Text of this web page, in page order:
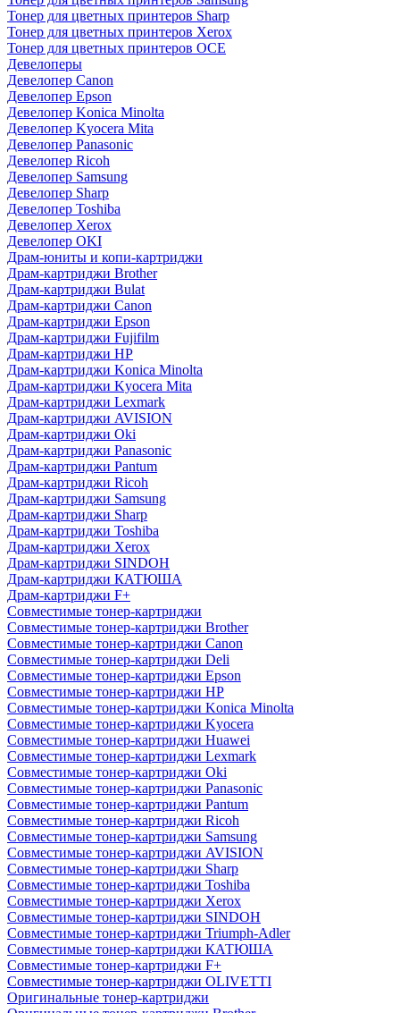
Тонер для цветных принтеров Sharp
Тонер для цветных принтеров Xerox
Тонер для цветных принтеров OCE
Девелоперы
Девелопер Canon
Девелопер Epson
Девелопер Konica Minolta
Девелопер Kyocera Mita
Девелопер Panasonic
Девелопер Ricoh
Девелопер Samsung
Девелопер Sharp
Девелопер Toshiba
Девелопер Xerox
Девелопер OKI
Драм-юниты и копи-картриджи
Драм-картриджи Brother
Драм-картриджи Bulat
Драм-картриджи Canon
Драм-картриджи Epson
Драм-картриджи Fujifilm
Драм-картриджи HP
Драм-картриджи Konica Minolta
Драм-картриджи Kyocera Mita
Драм-картриджи Lexmark
Драм-картриджи AVISION
Драм-картриджи Oki
Драм-картриджи Panasonic
Драм-картриджи Pantum
Драм-картриджи Ricoh
Драм-картриджи Samsung
Драм-картриджи Sharp
Драм-картриджи Toshiba
Драм-картриджи Xerox
Драм-картриджи SINDOH
Драм-картриджи КАТЮША
Драм-картриджи F+
Совместимые тонер-картриджи
Совместимые тонер-картриджи Brother
Совместимые тонер-картриджи Canon
Совместимые тонер-картриджи Deli
Совместимые тонер-картриджи Epson
Совместимые тонер-картриджи HP
Совместимые тонер-картриджи Konica Minolta
Совместимые тонер-картриджи Kyocera
Совместимые тонер-картриджи Huawei
Совместимые тонер-картриджи Lexmark
Совместимые тонер-картриджи Oki
Совместимые тонер-картриджи Panasonic
Совместимые тонер-картриджи Pantum
Совместимые тонер-картриджи Ricoh
Совместимые тонер-картриджи Samsung
Совместимые тонер-картриджи AVISION
Совместимые тонер-картриджи Sharp
Совместимые тонер-картриджи Toshiba
Совместимые тонер-картриджи Xerox
Совместимые тонер-картриджи SINDOH
Совместимые тонер-картриджи Triumph-Adler
Совместимые тонер-картриджи КАТЮША
Совместимые тонер-картриджи F+
Совместимые тонер-картриджи OLIVETTI
Оригинальные тонер-картриджи